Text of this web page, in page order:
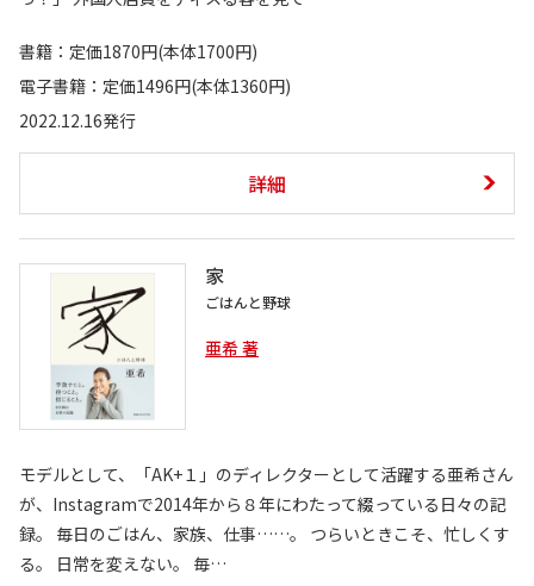
書籍：定価1870円(本体1700円)
電子書籍：定価1496円(本体1360円)
2022.12.16発行
詳細
家
ごはんと野球
亜希 著
モデルとして、「AK+１」のディレクターとして活躍する亜希さん
が、Instagramで2014年から８年にわたって綴っている日々の記
録。 毎日のごはん、家族、仕事……。 つらいときこそ、忙しくす
る。 日常を変えない。 毎…